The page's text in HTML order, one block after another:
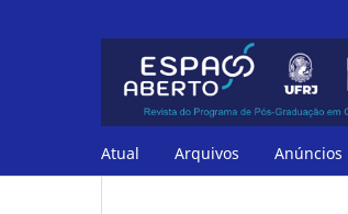
Atual Arquivos Anúncios